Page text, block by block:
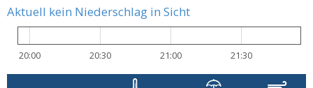
Aktuell kein Niederschlag in Sicht
20:00 20:30 21:00 21:30